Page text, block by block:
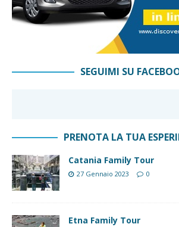
SEGUIMI SU
PRENOTA LA TUA
Catania Family Tour
27 Gennaio 2023 0
Etna Family Tour